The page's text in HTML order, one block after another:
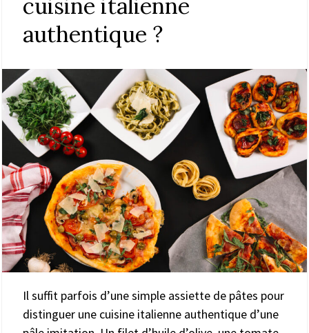
cuisine italienne
authentique ?
Il suffit parfois d’une simple assiette de pâtes pour
distinguer une cuisine italienne authentique d’une